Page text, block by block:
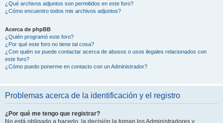
¿Qué archivos adjuntos son permitidos en este foro?
¿Cómo encuentro todos mis archivos adjuntos?
Acerca de phpBB
¿Quién programó este foro?
¿Por qué este foro no tiene tal cosa?
¿Con quién se puede contactar acerca de abusos o usos ilegales relacionados con
este foro?
¿Cómo puedo ponerme en contacto con un Administrador?
Problemas acerca de la identificación y el registro
¿Por qué me tengo que registrar?
No está obligado a hacerlo, la decisión la toman los Administradores y